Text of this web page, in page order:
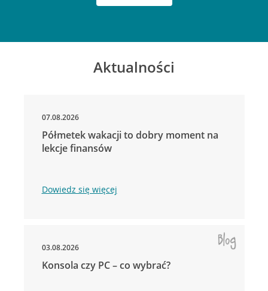
Aktualności
07.08.2026
Półmetek wakacji to dobry moment na
lekcje finansów
Dowiedz się więcej
03.08.2026
Konsola czy PC – co wybrać?